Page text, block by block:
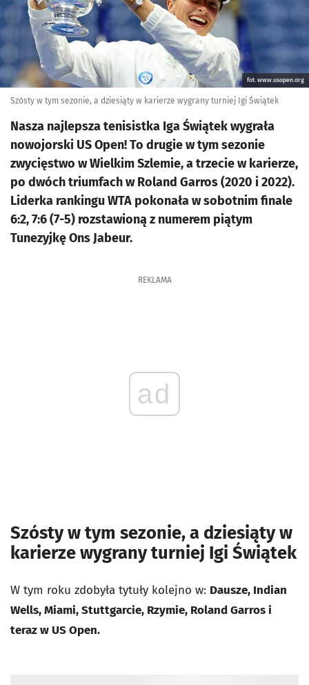
fot. www.usopen.org
Szósty w tym sezonie, a dziesiąty w karierze wygrany turniej Igi Świątek
Nasza najlepsza tenisistka Iga Świątek wygrała
nowojorski US Open! To drugie w tym sezonie
zwycięstwo w Wielkim Szlemie, a trzecie w karierze,
po dwóch triumfach w Roland Garros (2020 i 2022).
Liderka rankingu WTA pokonała w sobotnim finale
6:2, 7:6 (7-5) rozstawioną z numerem piątym
Tunezyjkę Ons Jabeur.
REKLAMA
ad
Szósty w tym sezonie, a dziesiąty w
karierze wygrany turniej Igi Świątek
W tym roku zdobyła tytuły kolejno w: Dausze, Indian
Wells, Miami, Stuttgarcie, Rzymie, Roland Garros i
teraz w US Open.